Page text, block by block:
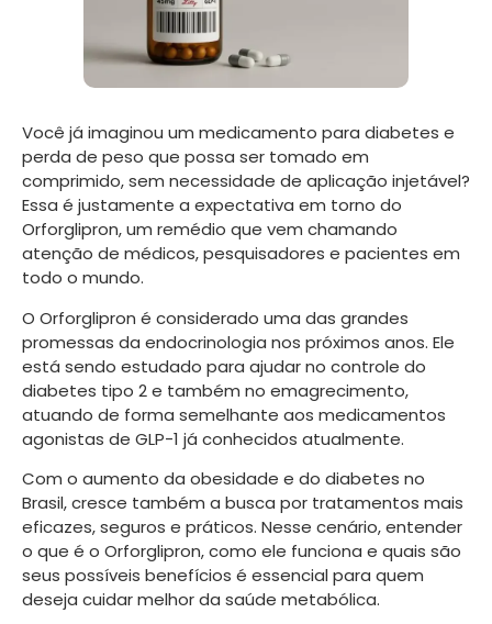
Você já imaginou um medicamento para diabetes e
perda de peso que possa ser tomado em
comprimido, sem necessidade de aplicação injetável?
Essa é justamente a expectativa em torno do
Orforglipron, um remédio que vem chamando
atenção de médicos, pesquisadores e pacientes em
todo o mundo.
O Orforglipron é considerado uma das grandes
promessas da endocrinologia nos próximos anos. Ele
está sendo estudado para ajudar no controle do
diabetes tipo 2 e também no emagrecimento,
atuando de forma semelhante aos medicamentos
agonistas de GLP-1 já conhecidos atualmente.
Com o aumento da obesidade e do diabetes no
Brasil, cresce também a busca por tratamentos mais
eficazes, seguros e práticos. Nesse cenário, entender
o que é o Orforglipron, como ele funciona e quais são
seus possíveis benefícios é essencial para quem
deseja cuidar melhor da saúde metabólica.